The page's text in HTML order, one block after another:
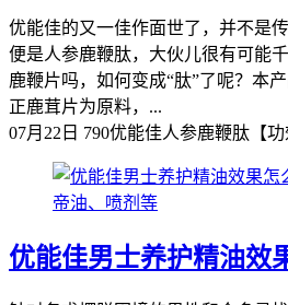
优能佳的又一佳作面世了，并不是
便是人参鹿鞭肽，大伙儿很有可能
鹿鞭片吗，如何变成“肽”了呢？本
正鹿茸片为原料，...
07月22日 790优能佳人参鹿鞭肽【功
帝油、喷剂等
优能佳男士养护精油效